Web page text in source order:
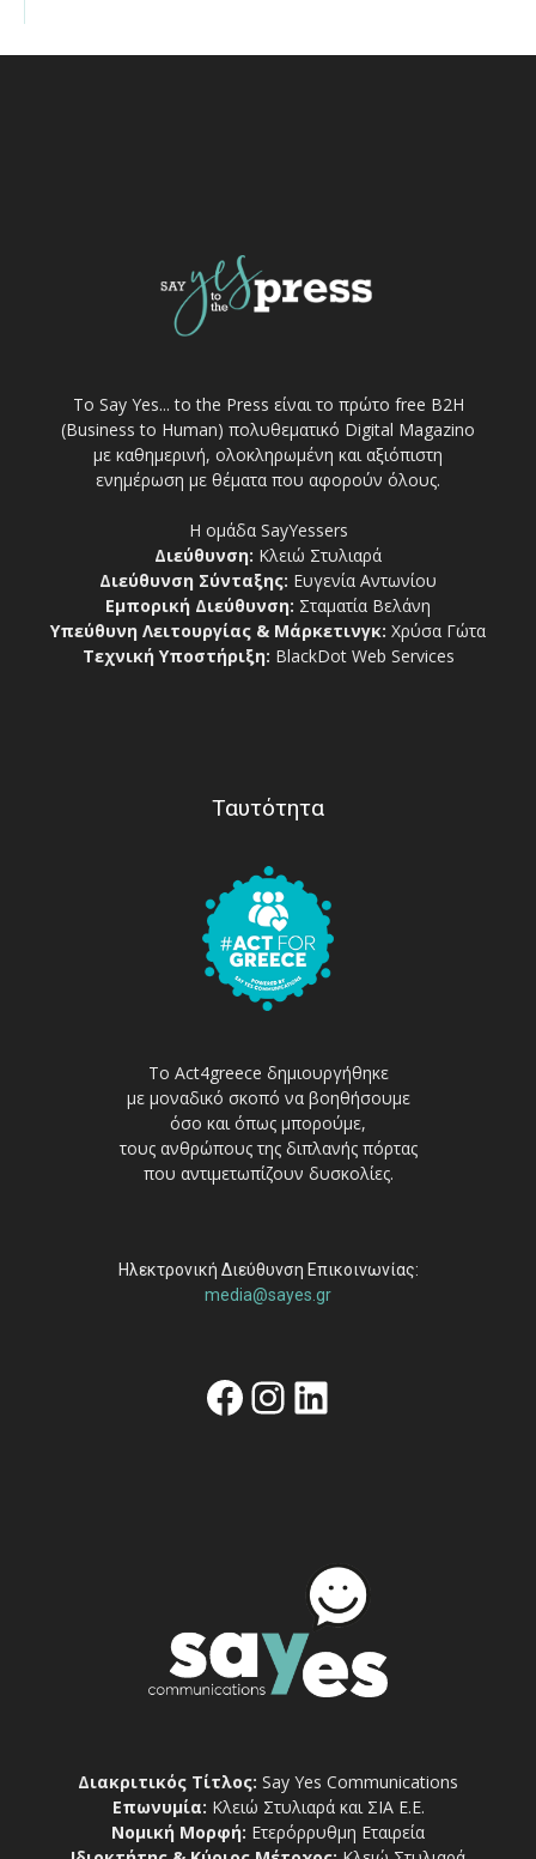
Το Say Yes... to the Press είναι το πρώτο free Β2Η
(Business to Human) πολυθεματικό Digital Magazino
με καθημερινή, ολοκληρωμένη και αξιόπιστη
ενημέρωση με θέματα που αφορούν όλους.
Η ομάδα SayYessers
Διεύθυνση: Κλειώ Στυλιαρά
Διεύθυνση Σύνταξης: Ευγενία Αντωνίου
Εμπορική Διεύθυνση: Σταματία Βελάνη
Υπεύθυνη Λειτουργίας & Μάρκετινγκ: Χρύσα Γώτα
Τεχνική Υποστήριξη: BlackDot Web Services
Ταυτότητα
Το Act4greece δημιουργήθηκε
με μοναδικό σκοπό να βοηθήσουμε
όσο και όπως μπορούμε,
τους ανθρώπους της διπλανής πόρτας
που αντιμετωπίζουν δυσκολίες.
Ηλεκτρονική Διεύθυνση Επικοινωνίας:
media@sayes.gr
Facebook
Instagram
Linkedin
Διακριτικός Τίτλος: Say Yes Communications
Επωνυμία: Κλειώ Στυλιαρά και ΣΙΑ Ε.Ε.
Νομική Μορφή: Ετερόρρυθμη Εταιρεία